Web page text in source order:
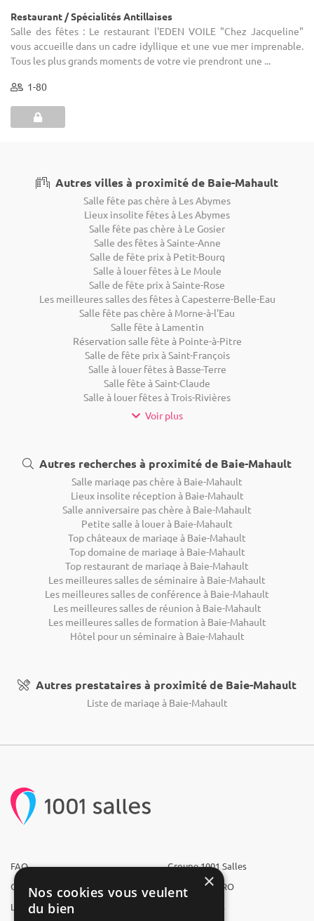
Restaurant / Spécialités Antillaises
Salle des fêtes : Le restaurant l'EDEN VOILE "Chez Jacqueline"
vous accueille dans un cadre idyllique et une vue mer imprenable.
Tous les plus grands moments de votre vie prendront une ...
1-80
Autres villes à proximité de Baie-Mahault
Salle fête pas chère à Les Abymes
Lieux insolite fêtes à Les Abymes
Salle fête pas chère à Le Gosier
Salle des fêtes à Sainte-Anne
Salle de fête prix à Petit-Bourg
Salle à louer fêtes à Le Moule
Salle de fête prix à Sainte-Rose
Les meilleures salles des fêtes à Capesterre-Belle-Eau
Salle fête pas chère à Morne-à-l'Eau
Salle fête à Lamentin
Réservation salle fête à Pointe-à-Pitre
Salle de fête prix à Saint-François
Salle à louer fêtes à Basse-Terre
Salle fête à Saint-Claude
Salle à louer fêtes à Trois-Rivières
Voir plus
Autres recherches à proximité de Baie-Mahault
Salle mariage pas chère à Baie-Mahault
Lieux insolite réception à Baie-Mahault
Salle anniversaire pas chère à Baie-Mahault
Petite salle à louer à Baie-Mahault
Top châteaux de mariage à Baie-Mahault
Top domaine de mariage à Baie-Mahault
Top restaurant de mariage à Baie-Mahault
Les meilleures salles de séminaire à Baie-Mahault
Les meilleures salles de conférence à Baie-Mahault
Les meilleures salles de réunion à Baie-Mahault
Les meilleures salles de formation à Baie-Mahault
Hôtel pour un séminaire à Baie-Mahault
Autres prestataires à proximité de Baie-Mahault
Liste de mariage à Baie-Mahault
FAQ
Qui sommes-nous ?
L'équipe
Groupe 1001 Salles
1001 Salles PRO
1001 Traiteurs
×
Nos cookies vous veulent
du bien